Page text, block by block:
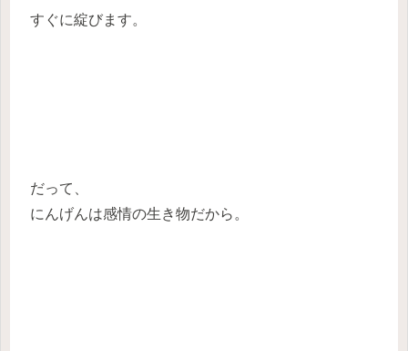
すぐに綻びます。
だって、
にんげんは感情の生き物だから。